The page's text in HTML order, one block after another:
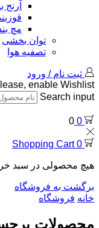
آرنج
مچ
توان بخشی
تصفیه هوا
ثبت نام / ورود
enable Wishlist.
Search input
0
0
0
Shopping Cart
هیچ محصولی در سبد
برگشت به فروشگاه
خانه فروشگاه
محصولات